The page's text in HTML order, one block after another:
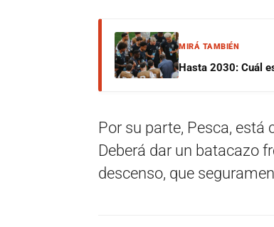
MIRÁ TAMBIÉN
Hasta 2030: Cuál
Por su parte, Pesca,
Deberá dar un batacazo
descenso, que